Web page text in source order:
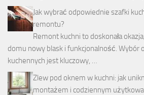
Jak wybrać odpowiednie szafki
remontu?
Remont kuchni to doskonała
domu nowy blask i funkcjonalność. Wybór
kuchennych jest kluczowy, …
Zlew pod oknem w kuchni: jak
montażem i codziennym